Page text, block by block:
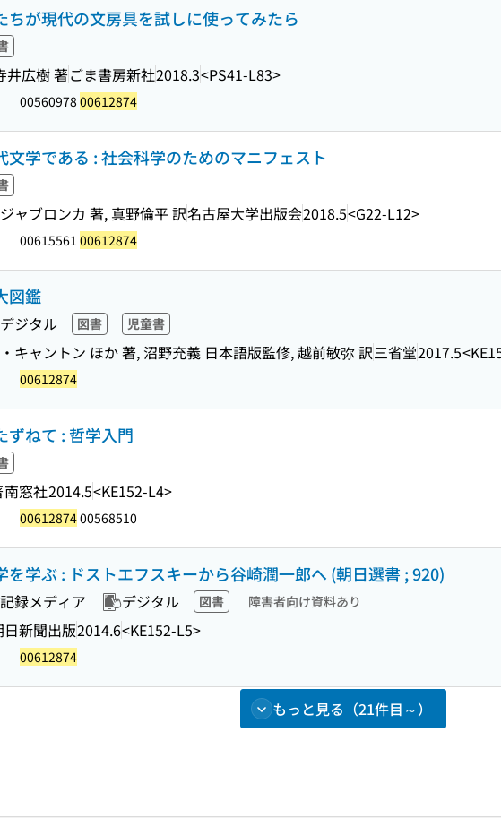
ちが現代の文房具を試しに使ってみたら
井広樹 著ごま書房新社2018.3<PS41-L83>
00560978 00612874
文学である : 社会科学のためのマニフェスト
ャブロンカ 著, 真野倫平 訳名古屋大学出版会2018.5<G22-L12>
00615561 00612874
図鑑
デジタル 図書 児童書
キャントン ほか 著, 沼野充義 日本語版監修, 越前敏弥 訳三省堂2017.5
00612874
ずねて : 哲学入門
南窓社2014.5<KE152-L4>
0061287400568510
を学ぶ : ドストエフスキーから谷崎潤一郎へ (朝日選書 ; 920)
記録メディア デジタル 図書 障害者向け資料あり
日新聞出版2014.6<KE152-L5>
00612874
もっと見る（21件目～）